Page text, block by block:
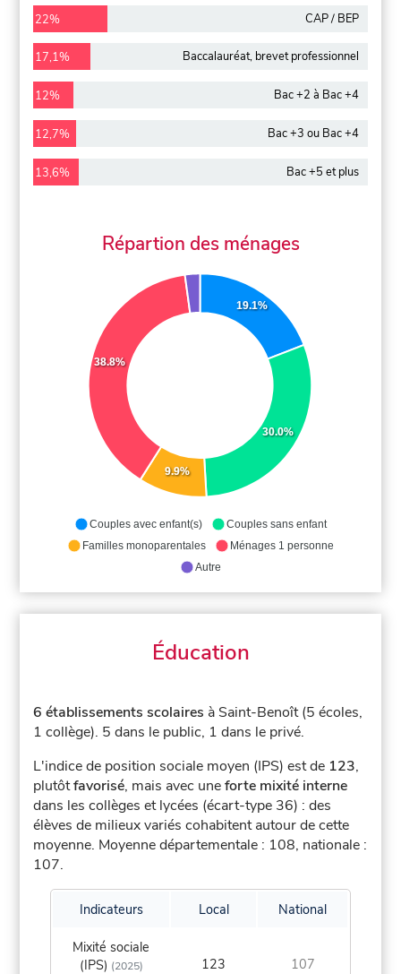
22% CAP / BEP
17,1% Baccalauréat, brevet professionnel
12% Bac +2 à Bac +4
12,7% Bac +3 ou Bac +4
13,6% Bac +5 et plus
Répartion des ménages
19.1%
30.0%
9.9%
38.8%
Couples avec enfant(s)
Couples sans enfant
Familles monoparentales
Ménages 1 personne
Autre
Éducation
6 établissements scolaires à Saint-Benoît (5 écoles,
1 collège). 5 dans le public, 1 dans le privé.
L'indice de position sociale moyen (IPS) est de 123,
plutôtfavorisé, mais avec uneforte mixité interne
dans les collèges et lycées (écart-type 36) : des
élèves de milieux variés cohabitent autour de cette
moyenne. Moyenne départementale : 108, nationale :
107.
Indicateurs Local National
Mixité sociale
(IPS) (2025)
123 107